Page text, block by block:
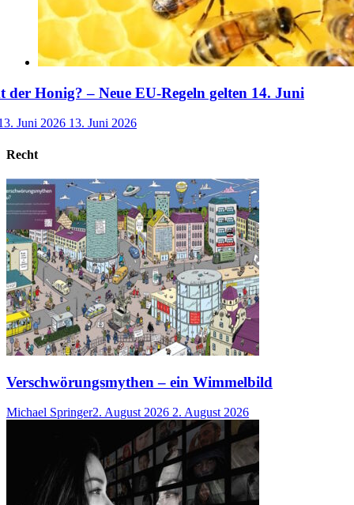
der Honig? – Neue EU-Regeln gelten 14. Juni
Juni 2026 13. Juni 2026
Recht
Verschwörungsmythen – ein Wimmelbild
Michael Springer2. August 2026 2. August 2026